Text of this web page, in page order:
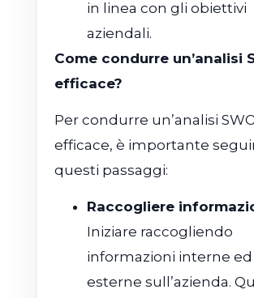
in linea con gli obiettivi
aziendali.
Come condurre un’analisi
efficace?
Per condurre un’analisi
efficace, è importante
questi passaggi:
Raccogliere
Iniziare raccogliendo
informazioni interne ed
esterne sull’azienda.